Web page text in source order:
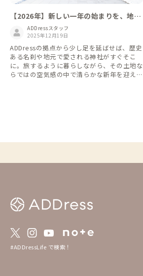
【2026年】新しい一年の始まりを、地域
の氏神様への挨拶から🎠
ADDressスタッフ
2025年12月19日
ADDressの拠点から少し足を延ばせば、歴史
ある名刹や地元で愛される神社がすぐそこ
に。旅するように暮らしながら、その土地な
らではの空気感の中で清らかな新年を迎えま
#ADDressLife で検索！